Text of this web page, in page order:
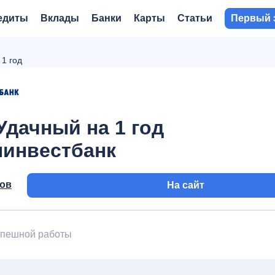
Вклады Банки Карты Статьи Первый
год
на 1 год
На сайт
работы